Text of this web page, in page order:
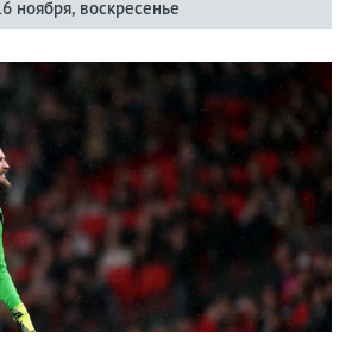
ноября, воскресенье